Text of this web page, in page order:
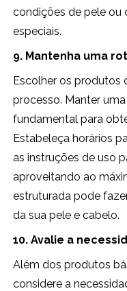
condições de pele ou
especiais.
9. Mantenha uma
Escolher os produtos
processo. Manter
fundamental para
Estabeleça horários
as instruções de uso
aproveitando ao
estruturada pode
da sua pele e cabelo.
10. Avalie a
Além dos produtos
considere a